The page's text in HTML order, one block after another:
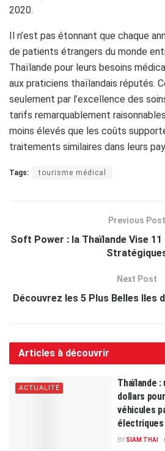
2020.
Il n’est pas étonnant que chaque
de patients étrangers du monde
Thaïlande pour leurs besoins
aux praticiens thaïlandais réputés.
seulement par l’excellence des
tarifs remarquablement
moins élevés que les coûts
traitements similaires dans leurs
Tags: tourisme médical
Previous Post
Soft Power : la Thaïlande Vise
Next Post
Découvrez les 5 Plus Belles Iles
Articles à découvrir
ACTUALITÉ
Thaïlande :
dollars
véhicules
électriques
BYSIAM THAI